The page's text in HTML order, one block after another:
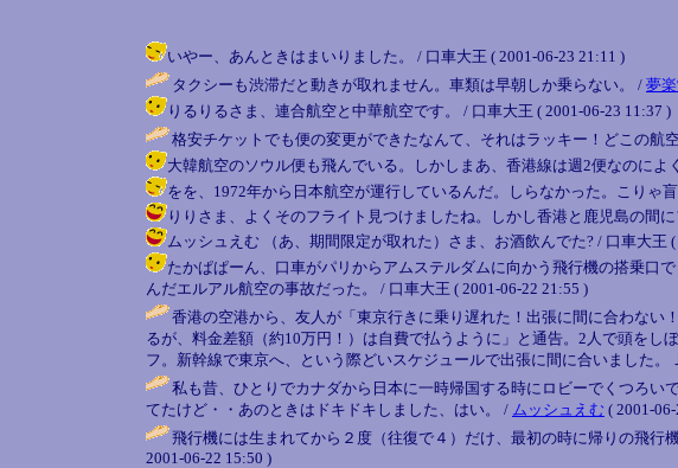
いやー、あんときはまいりました。 / 口車大王 ( 2001-06-23 21:11 )
タクシーも渋滞だと動きが取れません。車類は早朝しか乗らない。 / 夢
りるりるさま、連合航空と中華航空です。 / 口車大王 ( 2001-06-23 11:37 )
格安チケットでも便の変更ができたなんて、それはラッキー！どこの航
大韓航空のソウル便も飛んでいる。しかしまあ、香港線は週2便なのに
をを、1972年から日本航空が運行しているんだ。しらなかった。こりゃ
りりさま、よくそのフライト見つけましたね。しかし香港と鹿児島の間
ムッシュえむ （あ、期間限定が取れた）さま、お酒飲んでた? / 口車大王 (
たかぱぱーん、口車がパリからアムステルダムに向かう飛行機の搭乗口
んだエルアル航空の事故だった。 / 口車大王 ( 2001-06-22 21:55 )
香港の空港から、友人が「東京行きに乗り遅れた！出張に間に合わな
るが、料金差額（約10万円！）は自費で払うように」と通告。2人で頭を
フ。新幹線で東京へ、という際どいスケジュールで出張に間に合いました
私も昔、ひとりでカナダから日本に一時帰国する時にロビーでくつろ
てたけど・・あのときはドキドキしました、はい。 / ムッシュえむ ( 2001-
飛行機には生まれてから２度（往復で４）だけ、最初の時に帰りの飛
2001-06-22 15:50 )